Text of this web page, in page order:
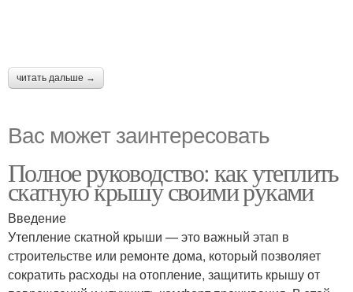
читать дальше →
Вас может заинтересовать
Полное руководство: как утеплить
скатную крышу своими руками
Введение
Утепление скатной крыши — это важный этап в
строительстве или ремонте дома, который позволяет
сократить расходы на отопление, защитить крышу от